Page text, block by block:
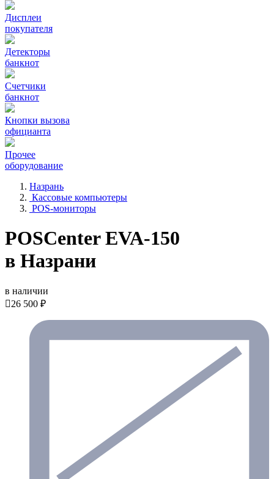
Дисплеи
покупателя
Детекторы
банкнот
Счетчики
банкнот
Кнопки вызова
официанта
Прочее
оборудование
Назрань
Кассовые компьютеры
POS-мониторы
POSCenter EVA-150
в Назрани
в наличии
26 500 ₽